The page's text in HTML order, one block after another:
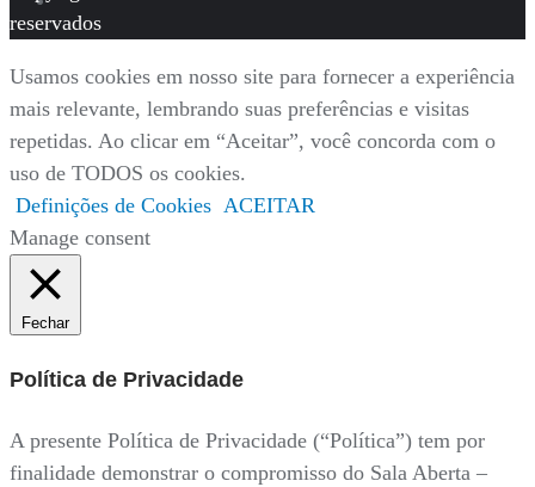
reservados
Usamos cookies em nosso site para fornecer a experiência
mais relevante, lembrando suas preferências e visitas
repetidas. Ao clicar em “Aceitar”, você concorda com o
uso de TODOS os cookies.
Definições de Cookies ACEITAR
Manage consent
Fechar
Política de Privacidade
A presente Política de Privacidade (“Política”) tem por
finalidade demonstrar o compromisso do Sala Aberta –